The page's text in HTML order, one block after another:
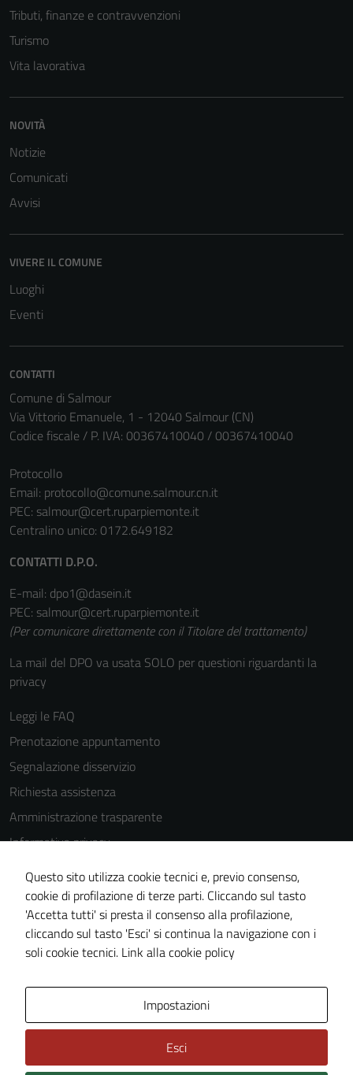
Tributi, finanze e contravvenzioni
Turismo
Vita lavorativa
NOVITÀ
Notizie
Comunicati
Avvisi
VIVERE IL COMUNE
Luoghi
Eventi
CONTATTI
Comune di Salmour
Via Vittorio Emanuele, 1 - 12040 Salmour (CN)
Codice fiscale / P. IVA: 00367410040 / 00367410040
Protocollo
Email: protocollo@comune.salmour.cn.it
PEC: salmour@cert.ruparpiemonte.it
Centralino unico: 0172.649182
CONTATTI D.P.O.
E-mail: dpo1@dasein.it
PEC: salmour@cert.ruparpiemonte.it
(Per comunicare direttamente con il Titolare del trattamento)
La mail del DPO va usata SOLO per questioni riguardanti la
privacy
Leggi le FAQ
Prenotazione appuntamento
Segnalazione disservizio
Richiesta assistenza
Amministrazione trasparente
Informativa privacy
Cookie Policy
Note legali
Dichiarazione di accessibilità
Piano di miglioramento del sito
Questo sito utilizza cookie tecnici e, previo consenso,
cookie di profilazione di terze parti. Cliccando sul tasto
'Accetta tutti' si presta il consenso alla profilazione,
cliccando sul tasto 'Esci' si continua la navigazione con i
soli cookie tecnici. Link alla cookie policy
Impostazioni
Esci
Tecnici
possono
non raccolgono
informazioni